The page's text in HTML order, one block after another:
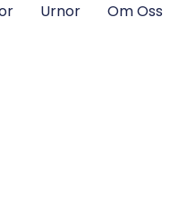
Urnor Om Oss